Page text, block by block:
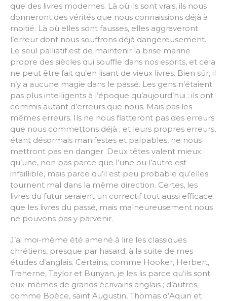
que des livres modernes. Là où ils sont vrais, ils nous
donneront des vérités que nous connaissions déjà à
moitié. Là où elles sont fausses, elles aggraveront
l’erreur dont nous souffrons déjà dangereusement.
Le seul palliatif est de maintenir la brise marine
propre des siècles qui souffle dans nos esprits, et cela
ne peut être fait qu’en lisant de vieux livres. Bien sûr, il
n’y a aucune magie dans le passé. Les gens n’étaient
pas plus intelligents à l’époque qu’aujourd’hui ; ils ont
commis autant d’erreurs que nous. Mais pas les
mêmes erreurs. Ils ne nous flatteront pas des erreurs
que nous commettons déjà ; et leurs propres erreurs,
étant désormais manifestes et palpables, ne nous
mettront pas en danger. Deux têtes valent mieux
qu’une, non pas parce que l’une ou l’autre est
infaillible, mais parce qu’il est peu probable qu’elles
tournent mal dans la même direction. Certes, les
livres du futur seraient un correctif tout aussi efficace
que les livres du passé, mais malheureusement nous
ne pouvons pas y parvenir.
J’ai moi-même été amené à lire les classiques
chrétiens, presque par hasard, à la suite de mes
études d’anglais. Certains, comme Hooker, Herbert,
Traherne, Taylor et Bunyan, je les lis parce qu’ils sont
eux-mêmes de grands écrivains anglais ; d’autres,
comme Boèce, saint Augustin, Thomas d’Aquin et